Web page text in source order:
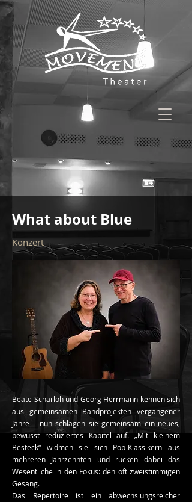
What about Blue
Konzert
Beate Scharloh und Georg Herrmann kennen sich
aus gemeinsamen Bandprojekten vergangener
Jahre – nun schlagen sie gemeinsam ein neues,
bewusst reduziertes Kapitel auf. „Mit kleinem
Besteck“ widmen sie sich Pop-Klassikern aus
mehreren Jahrzehnten und rücken dabei das
Wesentliche in den Fokus: den oft zweistimmigen
Gesang.
Das Repertoire ist ein abwechslungsreicher